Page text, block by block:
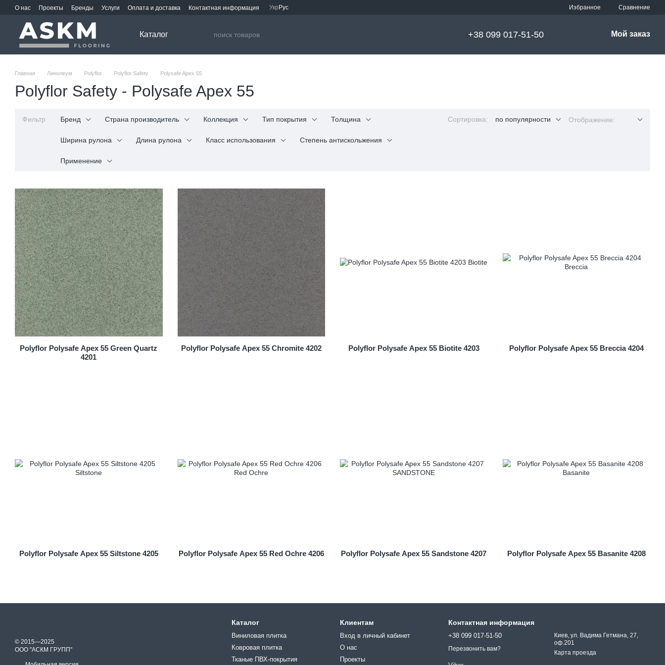
Перейти к основному контенту
О нас Проекты Бренды Услуги Оплата и доставка Контактная информация Укр Рус Избранное Сравнение
Каталог +38 099 017-51-50 Мой заказ
Главная Линолеум Polyflor Polyflor Safety Polysafe Apex 55
Polyflor Safety - Polysafe Apex 55
Фильтр Бренд Страна производитель Коллекция Тип покрытия Толщина
Ширина рулона Длина рулона Класс использования Степень антискольжения
Применение
Сортировка: по популярности Отображение:
Polyflor Polysafe Apex 55 Green Quartz
4201
Polyflor Polysafe Apex 55 Chromite 4202 Polyflor Polysafe Apex 55 Biotite 4203 Polyflor Polysafe Apex 55 Breccia 4204
Polyflor Polysafe Apex 55 Siltstone 4205 Polyflor Polysafe Apex 55 Red Ochre 4206 Polyflor Polysafe Apex 55 Sandstone 4207 Polyflor Polysafe Apex 55 Basanite 4208
© 2015—2025
ООО "АСКМ ГРУПП"
Каталог
Виниловая плитка
Ковровая плитка
Тканые ПВХ-покрытия
Клиентам
Вход в личный кабинет
О нас
Проекты
Контактная информация
+38 099 017-51-50
Перезвонить вам?
Киев, ул. Вадима Гетмана, 27,
оф.201
Карта проезда